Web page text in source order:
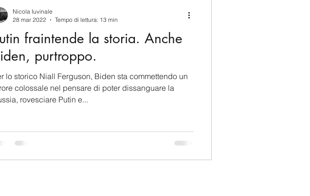
USA Nuova Zelanda Russia
Italia Australia Germania
fraintende la storia. Anche
purtroppo.
lo storico Niall Ferguson, Biden sta commettendo un
colossale nel pensare di poter dissanguare la
rovesciare Putin e...
Nicola Iuvinale
28 mar 2022
Tempo di lettura: 13 min